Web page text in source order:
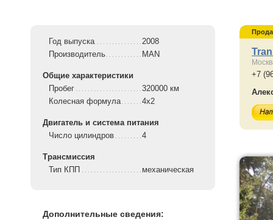
Год выпуска
2008
Производитель
MAN
Общие характеристики
Пробег
320000 км
Колесная формула
4x2
Двигатель и система питания
Число цилиндров
4
Трансмиссия
Тип КПП
механическая
Дополнительные сведения:
+7